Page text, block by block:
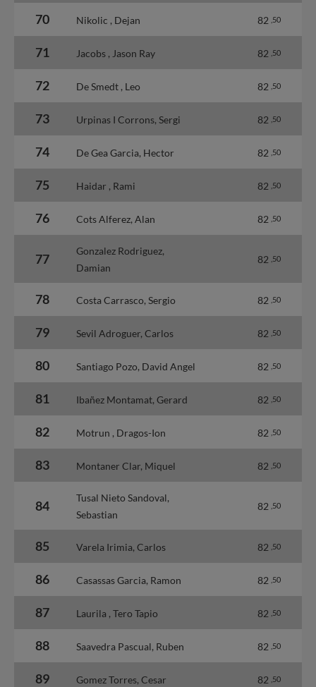
70 Nikolic , Dejan 82 ,50
71 Jacobs , Jason Ray 82 ,50
72 De Smedt , Leo 82 ,50
73 Urpinas I Corrons, Sergi 82 ,50
74 De Gea Garcia, Hector 82 ,50
75 Haidar , Rami 82 ,50
76 Cots Alferez, Alan 82 ,50
77
Gonzalez Rodriguez,
Damian
82 ,50
78 Costa Carrasco, Sergio 82 ,50
79 Sevil Adroguer, Carlos 82 ,50
80 Santiago Pozo, David Angel 82 ,50
81 Ibañez Montamat, Gerard 82 ,50
82 Motrun , Dragos-Ion 82 ,50
83 Montaner Clar, Miquel 82 ,50
84
Tusal Nieto Sandoval,
Sebastian
82 ,50
85 Varela Irimia, Carlos 82 ,50
86 Casassas Garcia, Ramon 82 ,50
87 Laurila , Tero Tapio 82 ,50
88 Saavedra Pascual, Ruben 82 ,50
89 Gomez Torres, Cesar 82 ,50